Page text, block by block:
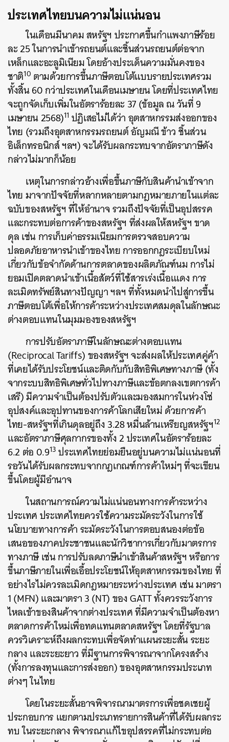
ประเทศไทยบนความไม่แน่นอน
ในเดือนมีนาคม สหรัฐฯ ประกาศขึ้นกำแพงภาษีร้อย
ละ 25 ในการนำเข้ารถยนต์และชิ้นส่วนรถยนต์ต่อจาก
เหล็กและอะลูมิเนียม โดยอ้างประเด็นความมั่นคงของ
ชาติ10 ตามด้วยการขึ้นภาษีตอบโต้แบบรายประเทศรวม
ทั้งสิ้น 60 กว่าประเทศในเดือนเมษายน โดยที่ประเทศไทย
จะถูกจัดเก็บเพิ่มในอัตราร้อยละ 37(ข้อมูล ณ วันที่ 9
เมษายน 2568)11 ปฏิเสธไม่ได้ว่า อุตสาหกรรมส่งออกของ
ไทย (รวมถึงอุตสาหกรรมรถยนต์ อัญมณี ข้าวชิ้นส่วน
อิเล็กทรอนิกส์ฯลฯ) จะได้รับผลกระทบจากอัตราภาษีดัง
กล่าวไม่มากก็น้อย
เหตุในการกล่าวอ้างเพื่อขึ้นภาษีกับสินค้านำเข้าจาก
ไทย มาจากปัจจัยที่หลากหลายตามกฎหมายภายในแต่ละ
ฉบับของสหรัฐฯ ที่ให้อำนาจ รวมถึงปัจจัยที่เป็นอุปสรรค
และกระทบต่อการค้าของสหรัฐฯ ที่ส่งผลให้สหรัฐฯ ขาด
ดุล เช่น การเก็บค่าธรรมเนียมการตรวจสอบความ
ปลอดภัยอาหารนำเข้าของไทย การออกกฎระเบียบใหม่
เกี่ยวกับข้อจำกัดด้านการตลาดของผลิตภัณฑ์นม การไม่
ยอมเปิดตลาดนำเข้าเนื้อสัตว์ที่ใช้สารเร่งเนื้อแเดง การ
ละเมิดทรัพย์สินทางปัญญา ฯลฯ ที่ทั้งหมดนำไปสู่การขึ้น
ภาษีตอบโต้เพื่อให้การค้าระหว่างประเทศสมดุลในลักษณะ
ต่างตอบแทนในมุมมองของสหรัฐฯ
การปรับอัตราภาษีในลักษณะต่างตอบแทน
(Reciprocal Tariffs) ของสหรัฐฯ จะส่งผลให้ประเทศคู่ค้า
ที่เคยได้รับประโยชน์และติดกับกับสิทธิพิเศษทางภาษี (ทั้ง
จากระบบสิทธิพิเศษทั่วไปทางภาษีและข้อตกลงเขตการค้า
เสรี) มีความจำเป็นต้องปรับตัวและมองสมการในห่วงโซ่
อุปสงค์และอุปทานของการค้าโลกเสียใหม่ ด้วยการค้า
ไทย-สหรัฐฯที่เกินดุลอยู่ถึง 3.28 หมื่นล้านเหรียญสหรัฐฯ12
และอัตราภาษีศุลกากรของทั้ง 2 ประเทศในอัตราร้อยละ
6.2 ต่อ 0.913 ประเทศไทยย่อมยืนอยู่บนความไม่แน่นอนที่
รอวันได้รับผลกระทบจากกฎเกณฑ์การค้าใหม่ๆ ที่จะเขียน
ขึ้นโดยผู้มีอำนาจ
ในสถานการณ์ความไม่แน่นอนทางการค้าระหว่าง
ประเทศ ประเทศไทยควรใช้ความระมัดระวังในการใช้
นโยบายทางการค้า ระมัดระวังในการตอบสนองต่อข้อ
เสนอของภาคประชาชนและนักวิชาการเกี่ยวกับมาตรการ
ทางภาษี เช่น การปรับลดภาษีนำเข้าสินค้าสหรัฐฯ หรือการ
ขึ้นภาษีภายในเพื่อเอื้อประโยชน์ให้อุตสาหกรรมของไทย ที่
อย่างไรไม่ควรละเมิดกฎหมายระหว่างประเทศ เช่น มาตรา
1 (MFN) และมาตรา 3 (NT) ของ GATT ทั้งควรระวังการ
ไหลเข้าของสินค้าจากต่างประเทศ ที่มีความจำเป็นต้องหา
ตลาดการค้าใหม่เพื่อทดแทนตลาดสหรัฐฯ โดยที่รัฐบาล
ควรวิเคราะห์ถึงผลกระทบเพื่อจัดทำแผนระยะสั้น ระยะ
กลาง และระยะยาว ที่มีฐานการพิจารณาจากโครงสร้าง
(ทั้งการลงทุนและการส่งออก) ของอุตสาหกรรมประเภท
ต่างๆ ในไทย
โดยในระยะสั้นอาจพิจารณามาตรการเพื่อชดเชยผู้
ประกอบการ แยกตามประเภทรายการสินค้าที่ได้รับผลกระ
ทบ ในระยะกลางพิจารณาแก้ไขอุปสรรคที่ไม่กระทบต่อ
TWEET